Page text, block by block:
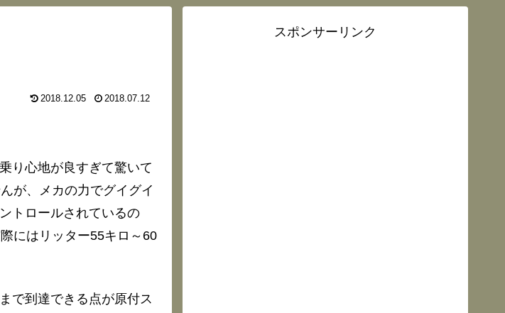
2018.12.05 2018.07.12
り心地が良すぎて驚いて
が、メカの力でグイグイ
トロールされているの
にはリッター55キロ～60
で到達できる点が原付ス
スポンサーリンク